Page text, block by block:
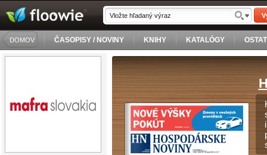
DOMOV ČASOPISY / NOVINY KNIHY KATALÓGY